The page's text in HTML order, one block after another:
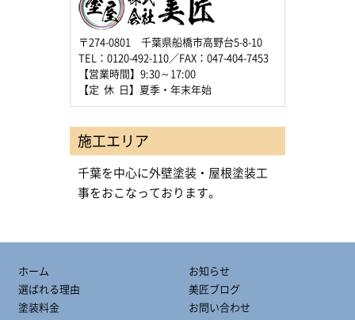
〒274-0801 千葉県船橋市高野台5-8-10
TEL：0120-492-110／FAX：047-404-7453
【営業時間】9:30～17:00
【定 休 日】夏季・年末年始
施工エリア
千葉を中心に外壁塗装・屋根塗装工
事をおこなっております。
ホーム
選ばれる理由
塗装料金
お知らせ
美匠ブログ
お問い合わせ